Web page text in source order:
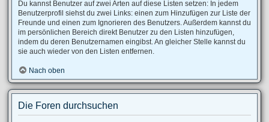
Du kannst Benutzer auf zwei Arten auf diese Listen setzen: In jedem
Benutzerprofil siehst du zwei Links: einen zum Hinzufügen zur Liste der
Freunde und einen zum Ignorieren des Benutzers. Außerdem kannst du
im persönlichen Bereich direkt Benutzer zu den Listen hinzufügen,
indem du deren Benutzernamen eingibst. An gleicher Stelle kannst du
sie auch wieder von den Listen entfernen.
Nach oben
Die Foren durchsuchen